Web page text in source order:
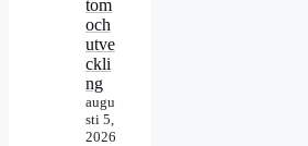
tom
och
utve
ckli
ng
augu
sti 5,
2026